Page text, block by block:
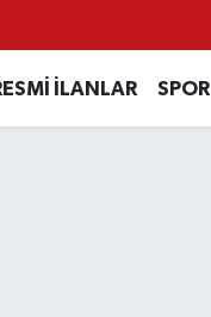
İLANLAR SPOR